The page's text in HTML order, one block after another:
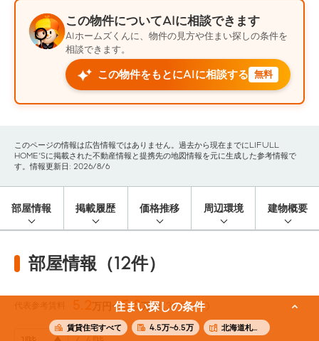
住まい探しの条件
賃貸住宅すべて 4.5万~6.5万 北海道札幌市東区
この物件についてAIに相談できます
AIホームズくんに、物件の見方や住まい探しの条件を
相談できます。
この物件をもとにAIに相談する 無料
このページの情報は広告情報ではありません。過去から現在までにLIFULL
HOME'Sに掲載された不動産情報と提携先の地図情報を元に生成した参考情報で
す。情報更新日: 2026/8/6
部屋情報 掲載履歴 価格推移 周辺環境 建物概要
部屋情報（12件）
5.2 万円〜5.8万円(35.59m²)